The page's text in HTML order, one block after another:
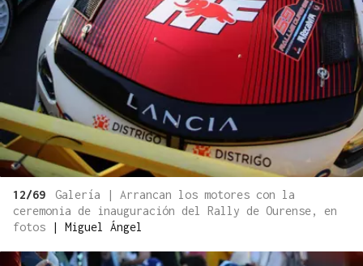
12/69
Galería | Arrancan los motores con la
ceremonia de inauguración del Rally de Ourense, en
fotos
| Miguel Ángel